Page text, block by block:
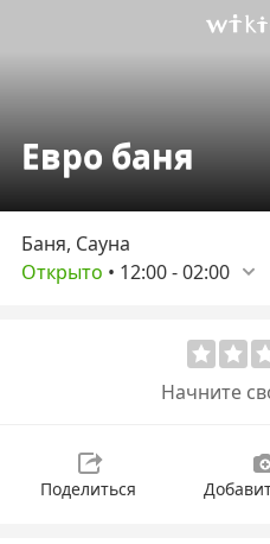
Евро баня
Баня, Сауна
Открыто • 12:00-02:00
Начните
Поделиться